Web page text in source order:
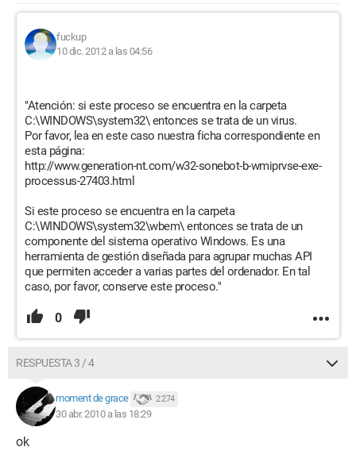
fuckup
10 dic. 2012 a las 04:56
"Atención: si este proceso se encuentra en la carpeta
C:\WINDOWS\system32\ entonces se trata de un virus.
Por favor, lea en este caso nuestra ficha correspondiente en
esta página:
http://www.generation-nt.com/w32-sonebot-b-wmiprvse-exe-
processus-27403.html
Si este proceso se encuentra en la carpeta
C:\WINDOWS\system32\wbem\ entonces se trata de un
componente del sistema operativo Windows. Es una
herramienta de gestión diseñada para agrupar muchas API
que permiten acceder a varias partes del ordenador. En tal
caso, por favor, conserve este proceso."
0
RESPUESTA 3 / 4
moment de grace 2 274
30 abr. 2010 a las 18:29
ok